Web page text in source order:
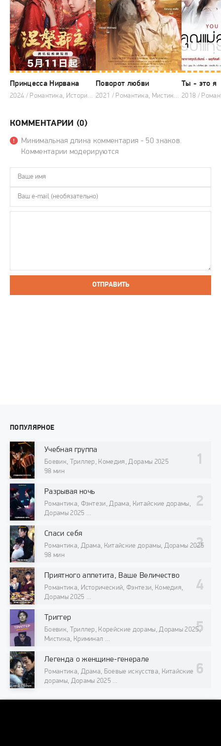
Принцесса Нирвана
2024 / Романтика, Исторический, Фэнтези, Комедия, Китайские дорамы
Поворот любви
2021 / Романтика, Мистика, Комедия, Драма, Тайские дорамы
Ты - это я
КОММЕНТАРИИ (0)
Минимальная длина комментария - 50 знаков.
Комментарии модерируются
ОТПРАВИТЬ
ПОПУЛЯРНОЕ
Учебная группа
Боевик, Триллер, Комедия, Дорамы 2025
98 мин
Разрывая ночь
Романтика, Фэнтези, Драма, Китайские дорамы,
Дорамы 2025
Спаси себя
Романтика, Драма, Китайские дорамы, Дорамы 2025
98 мин
Приятного аппетита, Ваше Величество
Романтика, Исторический, Фэнтези, Комедия,
Дорамы 2025
Триггер
Боевик, Триллер, Корейские дорамы, Дорамы 2025,
Мистика, Криминал
Легенда о женщине-генерале
Романтика, Драма, Боевые искусства, Китайские
дорамы, Дорамы 2025